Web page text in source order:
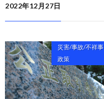
2022年12月27日
災害/事故/不祥事
政策